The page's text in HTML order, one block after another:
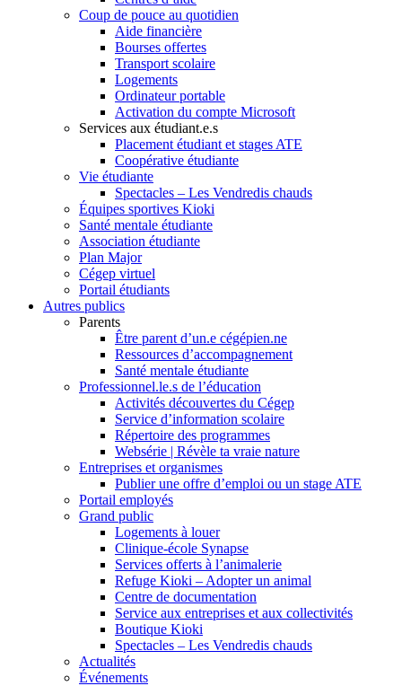
Coup de pouce au quotidien
Aide financière
Bourses offertes
Transport scolaire
Logements
Ordinateur portable
Activation du compte Microsoft
Services aux étudiant.e.s
Placement étudiant et stages ATE
Coopérative étudiante
Vie étudiante
Spectacles – Les Vendredis chauds
Équipes sportives Kioki
Santé mentale étudiante
Association étudiante
Plan Major
Cégep virtuel
Portail étudiants
Autres publics
Parents
Être parent d’un.e cégépien.ne
Ressources d’accompagnement
Santé mentale étudiante
Professionnel.le.s de l’éducation
Activités découvertes du Cégep
Service d’information scolaire
Répertoire des programmes
Websérie | Révèle ta vraie nature
Entreprises et organismes
Publier une offre d’emploi ou un stage ATE
Portail employés
Grand public
Logements à louer
Clinique-école Synapse
Services offerts à l’animalerie
Refuge Kioki – Adopter un animal
Centre de documentation
Service aux entreprises et aux collectivités
Boutique Kioki
Spectacles – Les Vendredis chauds
Actualités
Événements